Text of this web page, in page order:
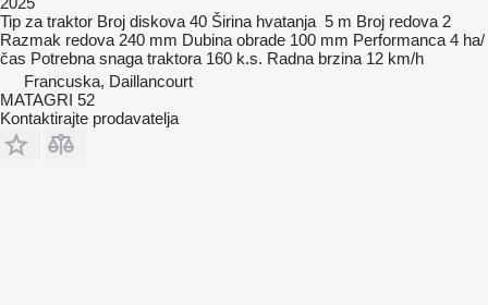
Tip za traktor Broj diskova 40 Širina hvatanja 5 m Broj redova 2
Razmak redova 240 mm Dubina obrade 100 mm Performanca 4 ha/
čas Potrebna snaga traktora 160 k.s. Radna brzina 12 km/h
Francuska, Daillancourt
MATAGRI 52
Kontaktirajte prodavatelja